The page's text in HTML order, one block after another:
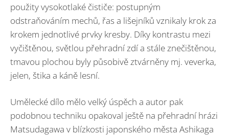
použity vysokotlaké čističe: postupným
odstraňováním mechů, řas a lišejníků vznikaly krok za
krokem jednotlivé prvky kresby. Díky kontrastu mezi
vyčištěnou, světlou přehradní zdí a stále znečištěnou,
tmavou plochou byly působivě ztvárněny mj. veverka,
jelen, štika a káně lesní.
Umělecké dílo mělo velký úspěch a autor pak
podobnou techniku opakoval ještě na přehradní hrázi
Matsudagawa v blízkosti japonského města Ashikaga